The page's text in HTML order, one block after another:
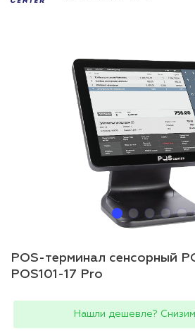
POS-терминал сенсорный
POS101-17 Pro
Нашли дешевле?